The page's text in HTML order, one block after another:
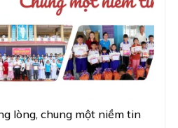
lòng, chung một niềm tin